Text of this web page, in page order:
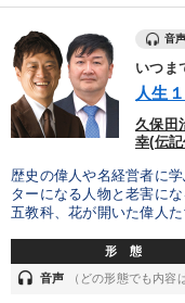
音
いつま
人生
久保田
幸(伝
歴史の偉人や名経営者に
ターになる人物と老害に
五教科、花が開いた偉人
形 態
headset 音声 （どの形態でも内容